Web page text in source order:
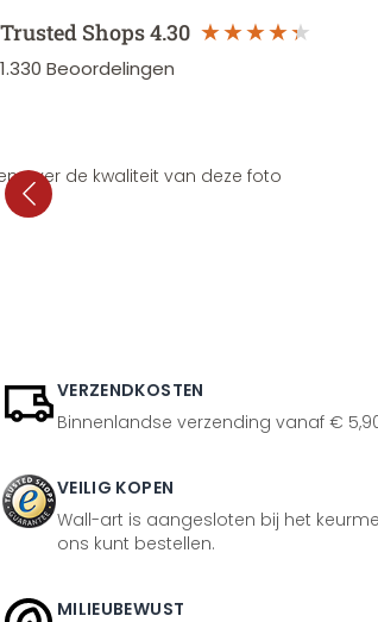
Trusted Shops4.30
1.330 Beoordelingen
over de kwaliteit van deze foto
VERZENDKOSTEN
Binnenlandse verzending vanaf €
VEILIG KOPEN
Wall-art is aangesloten bij het
ons kunt bestellen.
MILIEUBEWUST